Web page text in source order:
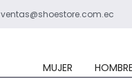
ventas@shoestore.com.ec
MUJER